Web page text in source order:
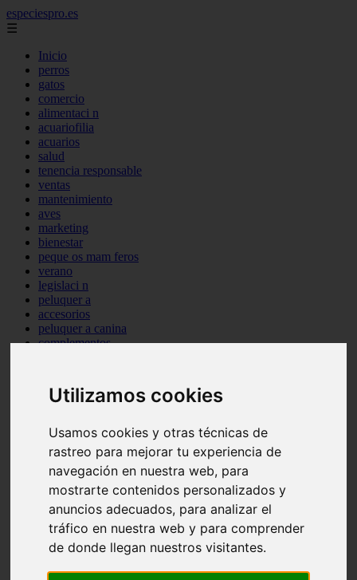
Utilizamos cookies
Usamos cookies y otras técnicas de
rastreo para mejorar tu experiencia de
navegación en nuestra web, para
mostrarte contenidos personalizados y
anuncios adecuados, para analizar el
tráfico en nuestra web y para comprender
de donde llegan nuestros visitantes.
especiespro.es
☰
Inicio
perros
gatos
comercio
alimentaci n
acuariofilia
acuarios
salud
tenencia responsable
ventas
mantenimiento
aves
marketing
bienestar
peque os mam feros
verano
legislaci n
peluquer a
accesorios
peluquer a canina
complementos
protagonistas
reptiles
adopci n
higiene
snacks
acuario
comercios
estanques
viajar
cr a